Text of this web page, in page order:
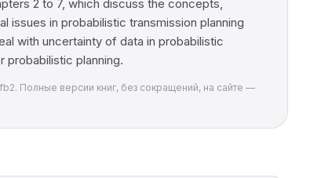
2 to 7, which discuss the concepts,
issues in probabilistic transmission planning
with uncertainty of data in probabilistic
probabilistic planning.
Полные версии книг, без сокращений, на сайте —